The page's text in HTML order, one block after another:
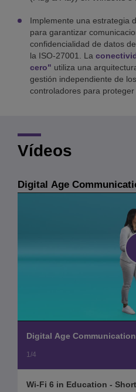
Implemente una estrategia
para garantizar
confidencialidad de datos
la ISO-27001. La
cero" utiliza una
gestión independiente de
controladores para proteger
Vídeos
Digital Age
1/4
Wi-Fi 6 in Education -
Digital Age